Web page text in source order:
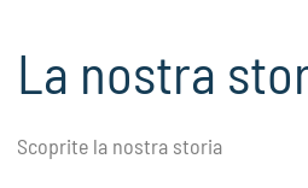
La nostra
Scoprite la nostra storia